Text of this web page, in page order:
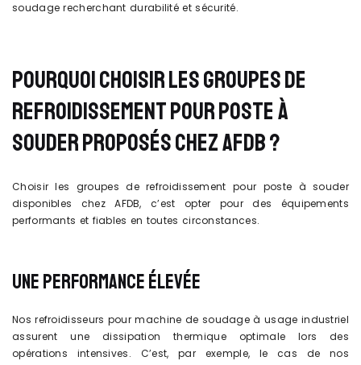
soudage recherchant durabilité et sécurité.
POURQUOI CHOISIR LES GROUPES DE
REFROIDISSEMENT POUR POSTE À
SOUDER PROPOSÉS CHEZ AFDB ?
Choisir les groupes de refroidissement pour poste à souder
disponibles chez AFDB, c’est opter pour des équipements
performants et fiables en toutes circonstances.
UNE PERFORMANCE ÉLEVÉE
Nos refroidisseurs pour machine de soudage à usage industriel
assurent une dissipation thermique optimale lors des
opérations intensives. C’est, par exemple, le cas de nos